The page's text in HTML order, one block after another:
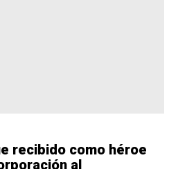
recibido como héroe
al